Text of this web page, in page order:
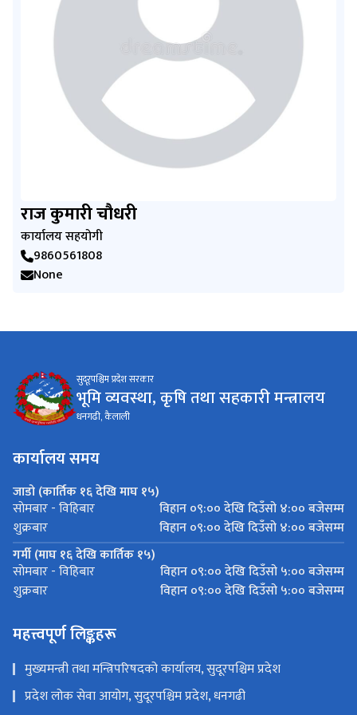
राज कुमारी चौधरी
कार्यालय सहयोगी
9860561808
None
सुदूरपश्चिम प्रदेश सरकार
भूमि व्यवस्था, कृषि तथा सहकारी मन्त्रालय
धनगढी, कैलाली
कार्यालय समय
जाडो (कार्तिक १६ देखि माघ १५)
साेमबार - विहिबार
विहान ०९:०० देखि दिउँसो ४:०० बजेसम्म
शुक्रबार
विहान ०९:०० देखि दिउँसो ४:०० बजेसम्म
गर्मी (माघ १६ देखि कार्तिक १५)
साेमबार - विहिबार
विहान ०९:०० देखि दिउँसो ५:०० बजेसम्म
शुक्रबार
विहान ०९:०० देखि दिउँसो ५:०० बजेसम्म
महत्त्वपूर्ण लिङ्कहरू
मुख्यमन्त्री तथा मन्त्रिपरिषदको कार्यालय, सुदूरपश्चिम प्रदेश
प्रदेश लोक सेवा आयोग, सुदूरपश्चिम प्रदेश, धनगढी